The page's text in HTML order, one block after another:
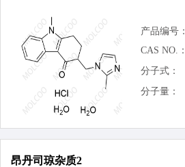
产品编号：
CAS NO.：
分子式：
分子量：
昂丹司琼杂质2